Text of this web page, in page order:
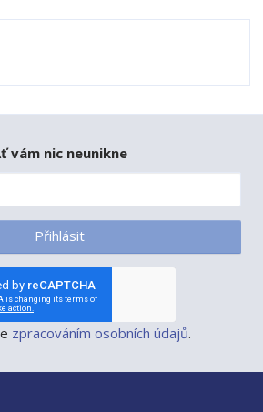
vám nic neunikne
Přihlásit
zpracováním osobních údajů.